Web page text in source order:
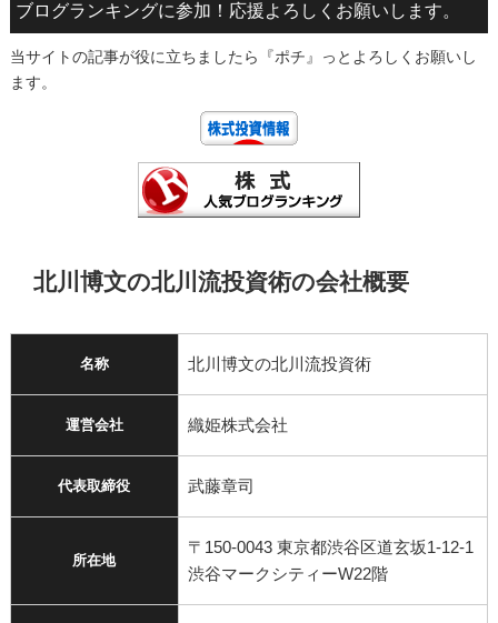
ブログランキングに参加！応援よろしくお願いします。
当サイトの記事が役に立ちましたら『ポチ』っとよろしくお願いし
ます。
北川博文の北川流投資術の会社概要
名称 北川博文の北川流投資術
運営会社 織姫株式会社
代表取締役 武藤章司
所在地
〒150-0043 東京都渋谷区道玄坂1-12-1
渋谷マークシティーW22階